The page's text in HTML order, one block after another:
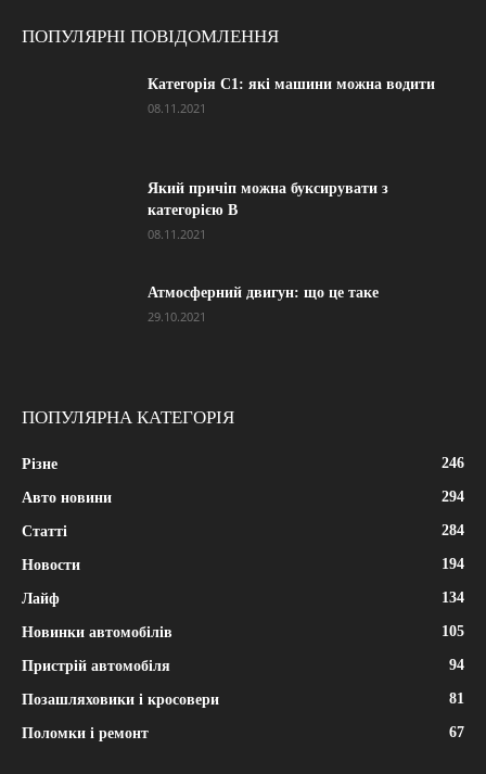
ПОПУЛЯРНІ ПОВІДОМЛЕННЯ
Категорія С1: які машини можна водити
08.11.2021
Який причіп можна буксирувати з
категорією В
08.11.2021
Атмосферний двигун: що це таке
29.10.2021
ПОПУЛЯРНА КАТЕГОРІЯ
Різне 246
Авто новини 294
Статті 284
Новости 194
Лайф 134
Новинки автомобілів 105
Пристрій автомобіля 94
Позашляховики і кросовери 81
Поломки і ремонт 67